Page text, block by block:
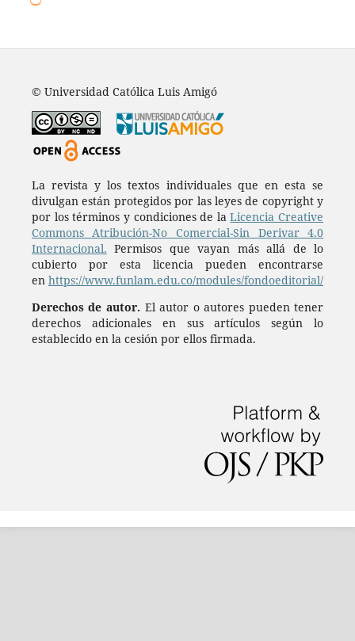
© Universidad Católica Luis Amigó
La revista y los textos individuales que en esta se
divulgan están protegidos por las leyes de copyright y
por los términos y condiciones de laLicencia Creative
Commons Atribución-No Comercial-Sin Derivar 4.0
Internacional. Permisos que vayan más allá de lo
cubierto por esta licencia pueden encontrarse
en https://www.funlam.edu.co/modules/fondoeditorial/
Derechos de autor. El autor o autores pueden tener
derechos adicionales en sus artículos según lo
establecido en la cesión por ellos firmada.